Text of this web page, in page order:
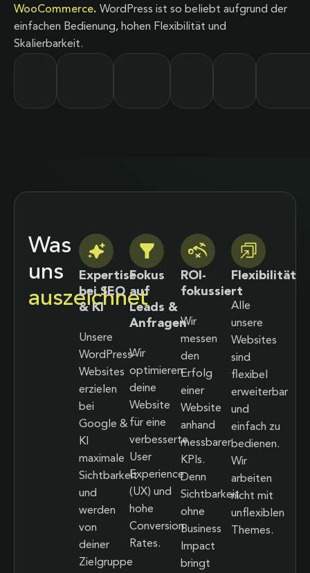
WooCommerce. WordPress ist so beliebt aufgrund der
einfachen Bedienung, hohen Flexibilität und
Skalierbarkeit.
Was
uns
auszeichnet
Expertise
bei SEO
& KI
Unsere
WordPress-
Websites
erzielen
bei
Google &
KI
maximale
Sichtbarkeit
und
werden
von
deiner
Zielgruppe
Fokus
auf
Leads &
Anfragen
Wir
optimieren
deine
Website
für eine
verbesserte
User
Experience
(UX) und
hohe
Conversion
Rates.
ROI-
fokussiert
Wir
messen
den
Erfolg
einer
Website
anhand
messbarer
KPIs.
Denn
Sichtbarkeit
ohne
Business
Impact
bringt
Flexibilität
Alle
unsere
Websites
sind
flexibel
erweiterbar
und
einfach zu
bedienen.
Wir
arbeiten
nicht mit
unflexiblen
Themes.